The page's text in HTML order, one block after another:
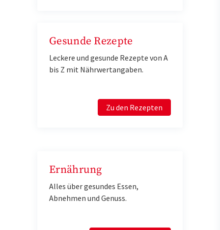
Gesunde Rezepte
Leckere und gesunde Rezepte von A
bis Z mit Nährwertangaben.
Zu den Rezepten
Ernährung
Alles über gesundes Essen,
Abnehmen und Genuss.